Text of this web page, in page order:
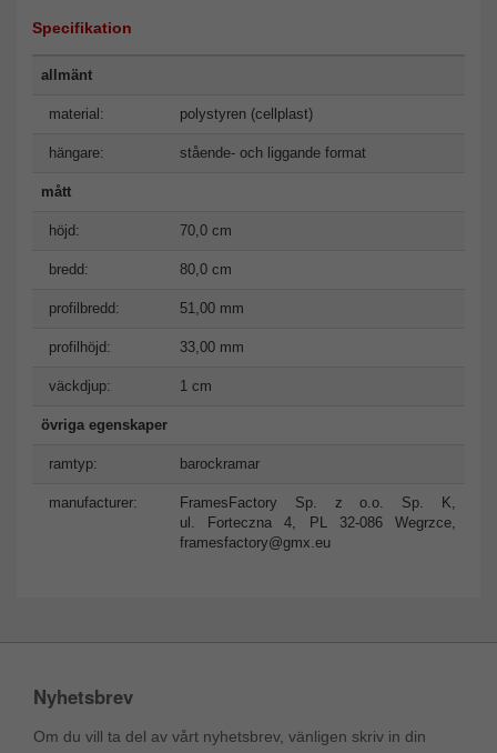
Specifikation
allmänt
material: polystyren (cellplast)
hängare: stående- och liggande format
mått
höjd: 70,0 cm
bredd: 80,0 cm
profilbredd: 51,00 mm
profilhöjd: 33,00 mm
väckdjup: 1 cm
övriga egenskaper
ramtyp: barockramar
manufacturer:
FramesFactory Sp. z o.o. Sp. K,
ul. Forteczna 4, PL 32-086 Wegrzce,
framesfactory@gmx.eu
Nyhetsbrev
Om du vill ta del av vårt nyhetsbrev, vänligen skriv in din